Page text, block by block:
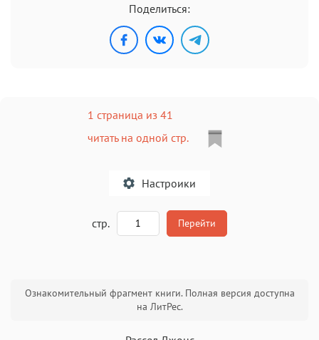
Поделиться:
1 страница из 41
читать на одной стр.
Настроики
стр. Перейти
Ознакомительный фрагмент книги. Полная версия доступна
на ЛитРес.